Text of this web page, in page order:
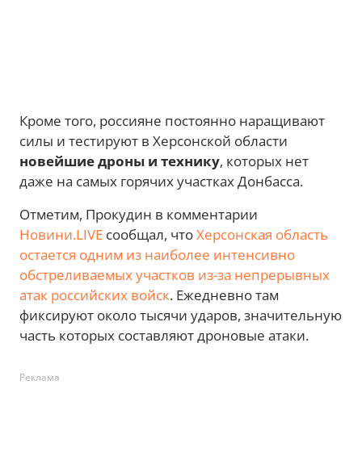
Кроме того, россияне постоянно наращивают
силы и тестируют в Херсонской области
новейшие дроны и технику, которых нет
даже на самых горячих участках Донбасса.
Отметим, Прокудин в комментарии
Новини.LIVE сообщал, чтоХерсонская область
остается одним из наиболее интенсивно
обстреливаемых участков из-за непрерывных
атак российских войск. Ежедневно там
фиксируют около тысячи ударов, значительную
часть которых составляют дроновые атаки.
Реклама